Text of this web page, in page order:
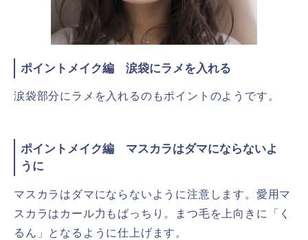
ポイントメイク編 涙袋にラメを入れる
涙袋部分にラメを入れるのもポイントのようです。
ポイントメイク編 マスカラはダマにならないよ
うに
マスカラはダマにならないように注意します。愛用マ
スカラはカール力もばっちり。まつ毛を上向きに「く
るん」となるように仕上げます。